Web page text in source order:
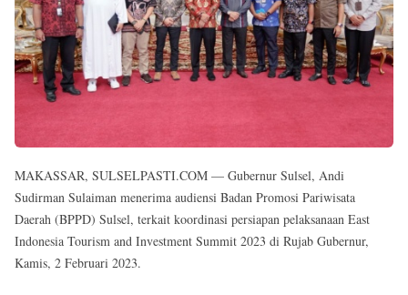
MAKASSAR, SULSELPASTI.COM — Gubernur Sulsel, Andi
Sudirman Sulaiman menerima audiensi Badan Promosi Pariwisata
Daerah (BPPD) Sulsel, terkait koordinasi persiapan pelaksanaan East
Indonesia Tourism and Investment Summit 2023 di Rujab Gubernur,
Kamis, 2 Februari 2023.